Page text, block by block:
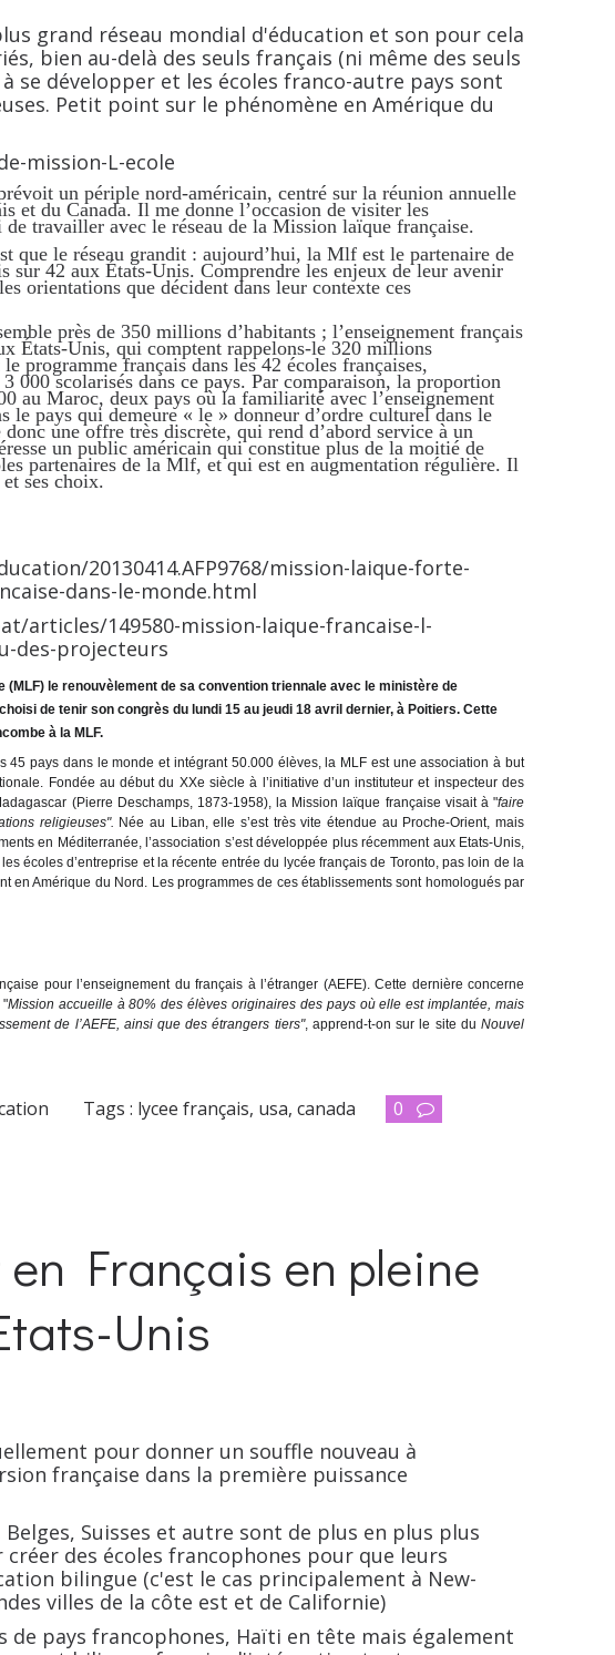
grand réseau mondial d'éducation et son pour cela
bien au-delà des seuls français (ni même des seuls
se développer et les écoles franco-autre pays sont
Petit point sur le phénomène en Amérique du
mission-L-ecole
un périple nord-américain, centré sur la réunion annuelle
et du Canada. Il me donne l’occasion de visiter les
travailler avec le réseau de la Mission laïque française.
que le réseau grandit : aujourd’hui, la Mlf est le partenaire de
sur 42 aux États-Unis. Comprendre les enjeux de leur avenir
orientations que décident dans leur contexte ces
près de 350 millions d’habitants ; l’enseignement français
États-Unis, qui comptent rappelons-le 320 millions
programme français dans les 42 écoles françaises,
000 scolarisés dans ce pays. Par comparaison, la proportion
au Maroc, deux pays où la familiarité avec l’enseignement
le pays qui demeure « le » donneur d’ordre culturel dans le
une offre très discrète, qui rend d’abord service à un
un public américain qui constitue plus de la moitié de
partenaires de la Mlf, et qui est en augmentation régulière. Il
ses choix.
20130414.AFP9768/mission-laique-forte-
dans-le-monde.html
articles/149580-mission-laique-francaise-l-
des-projecteurs
(MLF) le renouvèlement de sa convention triennale avec le ministère de
de tenir son congrès du lundi 15 au jeudi 18 avril dernier, à Poitiers. Cette
à la MLF.
45 pays dans le monde et intégrant 50.000 élèves, la MLF est une association à but
Fondée au début du XXe siècle à l’initiative d’un instituteur et inspecteur des
(Pierre Deschamps, 1873-1958), la Mission laïque française visait à "faire
religieuses". Née au Liban, elle s’est très vite étendue au Proche-Orient, mais
en Méditerranée, l’association s’est développée plus récemment aux Etats-Unis,
écoles d’entreprise et la récente entrée du lycée français de Toronto, pas loin de la
en Amérique du Nord. Les programmes de ces établissements sont homologués par
pour l’enseignement du français à l’étranger (AEFE). Cette dernière concerne
"Mission accueille à 80% des élèves originaires des pays où elle est implantée, mais
de l’AEFE, ainsi que des étrangers tiers", apprend-t-on sur le site du Nouvel
Tags : lycee français, usa,canada 0
en Français en pleine
Unis
pour donner un souffle nouveau à
française dans la première puissance
Suisses et autre sont de plus en plus plus
des écoles francophones pour que leurs
bilingue (c'est le cas principalement à New-
villes de la côte est et de Californie)
de pays francophones, Haïti en tête mais également